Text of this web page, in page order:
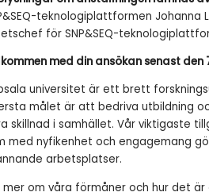
teknologiplattformen Johanna
för SNP&SEQ-
med din ansökan senast den
universitet är ett brett
målet är att bedriva utbildning
skillnad i samhället. Vår viktigaste
med nyfikenhet och engagemang
arbetsplatser.
mer om våra förmåner och hur det